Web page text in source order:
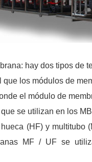
hay dos tipos de
que los módulos de
el módulo de
se utilizan en los
(HF) y multitubo
MF / UF se